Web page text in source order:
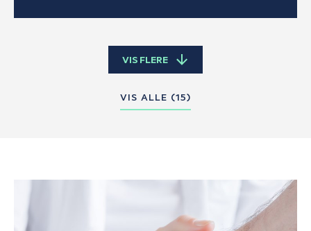
VIS FLERE
VIS ALLE (15)